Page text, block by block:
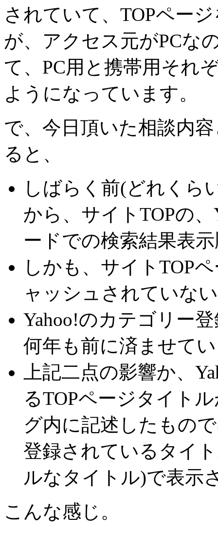
されていて、TOPペー
が、アクセス元がPCな
て、PC用と携帯用それ
ようになっています。
で、今日頂いた相談内
ると、
しばらく前(どれくら
から、サイトTOPの
ードでの検索結果表
しかも、サイトTOP
ャッシュされていない
Yahoo!のカテゴリー
何年も前に済ませて
上記二点の影響か、
るTOPページタイト
グ内に記述したもの
登録されているタイ
ルなタイトル)で表示
こんな感じ。